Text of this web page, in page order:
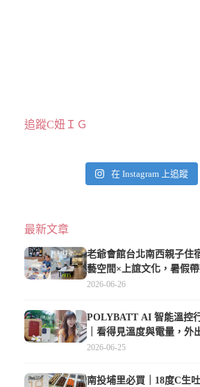
追蹤C妞ＩＧ
在 Instagram 上追蹤
最新文章
老爺會館台北南西親子住
藝空間×上誼文化，暑假
2026-06-26
POLYBATT AI 智能溫控
｜看得見溫度與電量，外
10000mAh 行動電源
2026-06-25
南投埔里必買｜18度C生